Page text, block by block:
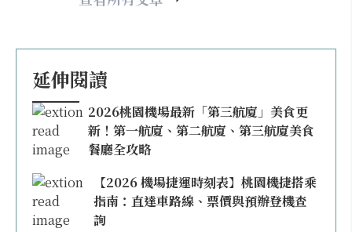
延伸閱讀
2026桃園機場最新「第三航廈」美食更
新！第一航廈、第二航廈、第三航廈美食
餐廳全攻略
【2026 機場捷運時刻表】桃園機捷搭乘
指南：直達車路線、票價與預辦登機查
詢